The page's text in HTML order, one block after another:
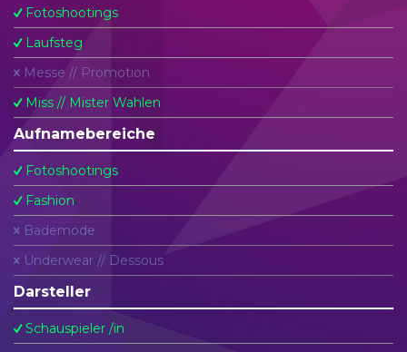
Fotoshootings
Laufsteg
Messe // Promotion
Miss // Mister Wahlen
Aufnamebereiche
Fotoshootings
Fashion
Bademode
Underwear // Dessous
Darsteller
Schauspieler /in